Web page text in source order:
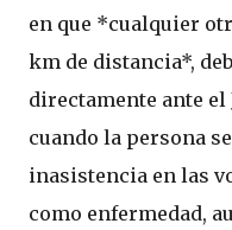
en que *cualquier
km de distancia*,
directamente ante el
cuando la persona
inasistencia en las
como enfermedad,